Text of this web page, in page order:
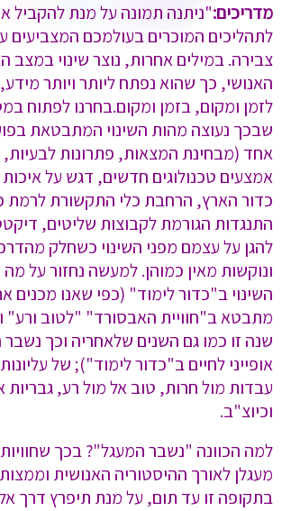
מדריכים:"ניתנה תמונה על מנת להקביל
לתהליכים המוכרים בעולמכם המצביעים
צבירה. במילים אחרות, נוצר שינוי במצב
האנושי, כך שהוא נפתח ליותר ויותר
לזמן ומקום, בזמן ומקום.בחרנו לפתוח
שבכך נעוצה מהות השינוי המתבטאת
אחד (מבחינת המצאות, פתרונות
אמצעים טכנולוגים חדשים, דגש על
כדור הארץ, הרחבת כלי התקשורת לרמת
התנגדות הגורמת לקבוצות שליטים,
להגן על עצמם מפני השינוי כשחלק
ונוקשות מאין כמוהן. למעשה נחזור על
השינוי ב"כדור לימוד" (כפי שאנו מכנים
מתבטא ב"חוויית האבסורד" "לטוב ורע"
שנה זו כמו גם השנים שלאחריה וכך
אופייני לחיים ב"כדור לימוד"); של
עבדות מול חרות, טוב אל מול רע, גבריות
וכיוצ"ב.
למה הכוונה "נשבר המעגל"? בכך
מעגלן לאורך ההיסטוריה האנושית
בתקופה זו עד תום, על מנת תיפרץ דרך